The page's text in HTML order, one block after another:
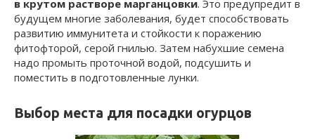
в крутом растворе марганцовки. Это предупредит в
будущем многие заболевания, будет способствовать
развитию иммунитета и стойкости к поражению
фитофторой, серой гнилью. Затем набухшие семена
надо промыть проточной водой, подсушить и
поместить в подготовленные лунки.
Выбор места для посадки огурцов